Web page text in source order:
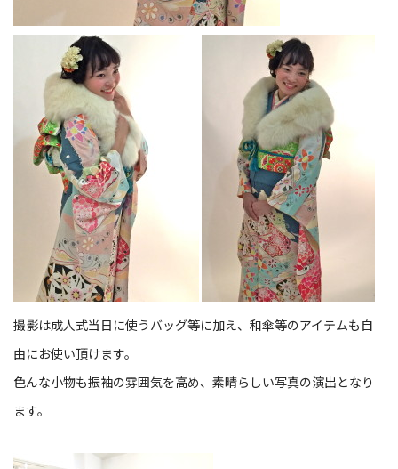
撮影は成人式当日に使うバッグ等に加え、和傘等のアイテムも自
由にお使い頂けます。
色んな小物も振袖の雰囲気を高め、素晴らしい写真の演出となり
ます。